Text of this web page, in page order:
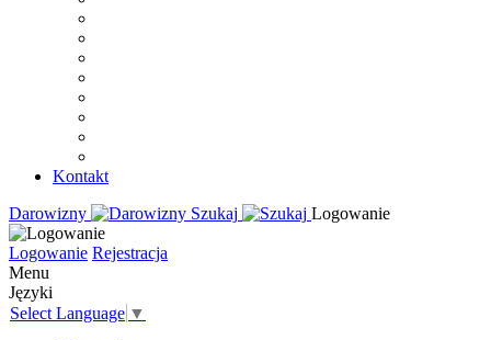
Kontakt
Darowizny
Szukaj Logowanie
Logowanie Rejestracja
Menu
Języki
Select Language ▼